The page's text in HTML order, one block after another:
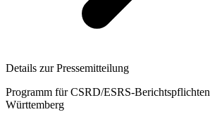
Details zur Pressemitteilung
Programm für CSRD/ESRS-
Württemberg